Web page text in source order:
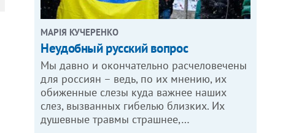
МАРІЯ КУЧЕРЕНКО
​Неудобный русский вопрос
Мы давно и окончательно расчеловечены
для россиян – ведь, по их мнению, их
обиженные слезы куда важнее наших
слез, вызванных гибелью близких. Их
душевные травмы страшнее,…